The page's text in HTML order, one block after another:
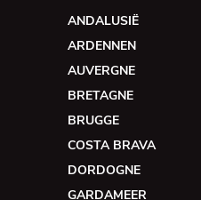
ANDALUSIË
ARDENNEN
AUVERGNE
BRETAGNE
BRUGGE
COSTA BRAVA
DORDOGNE
GARDAMEER